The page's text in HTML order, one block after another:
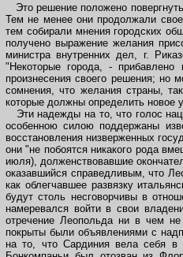
Это решение положено
Тем не менее они продолжали
тем собирали мнения городских
получено выражение желания
министра внутренних дел, г.
"Некоторые города, -
произнесения своего решения; но
сомнения, что желания страны,
которые должны определить новое
Эти надежды на то, что голос
особенною силою поддержаны
восстановления низверженных
они "не побоятся никакого рода
июля), долженствовавшие
оказавшийся справедливым, что
как облегчавшее развязку
будут столь несговорчивы в
намеревался войти в свои
отречение Леопольда ни в чем
покрыты были объявлениями с
на то, что Сардиния вела себя в